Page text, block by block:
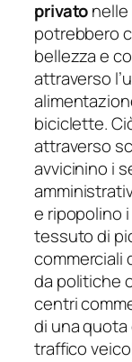
privato
potrebbero
bellezza e
attraverso
biciclette.
attraverso
avvicinino i
e ripopolino
tessuto di
commerciali
da politiche
centri
di una
traffico